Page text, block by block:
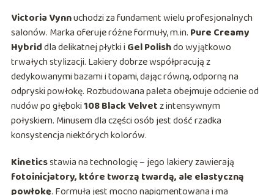
Victoria Vynnuchodzi za fundament wielu profesjonalnych
salonów. Marka oferuje różne formuły, m.in. Pure Creamy
Hybriddla delikatnej płytki i Gel Polishdo wyjątkowo
trwałych stylizacji. Lakiery dobrze współpracują z
dedykowanymi bazami i topami, dając równą, odporną na
odpryski powłokę. Rozbudowana paleta obejmuje odcienie od
nudów po głęboki108 Black Velvetz intensywnym
połyskiem. Minusem dla części osób jest dość rzadka
konsystencja niektórych kolorów.
Kineticsstawia na technologię – jego lakiery zawierają
fotoinicjatory, które tworzą twardą, ale elastyczną
powłokę. Formuła jest mocno napigmentowana i ma